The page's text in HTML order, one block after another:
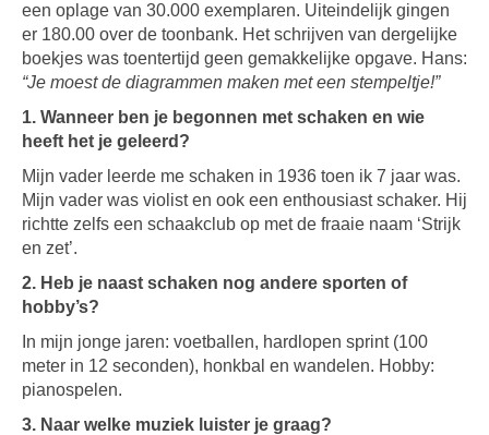
een oplage van 30.000 exemplaren. Uiteindelijk gingen
er 180.00 over de toonbank. Het schrijven van dergelijke
boekjes was toentertijd geen gemakkelijke opgave. Hans:
“Je moest de diagrammen maken met een stempeltje!”
1. Wanneer ben je begonnen met schaken en wie
heeft het je geleerd?
Mijn vader leerde me schaken in 1936 toen ik 7 jaar was.
Mijn vader was violist en ook een enthousiast schaker. Hij
richtte zelfs een schaakclub op met de fraaie naam ‘Strijk
en zet’.
2. Heb je naast schaken nog andere sporten of
hobby’s?
In mijn jonge jaren: voetballen, hardlopen sprint (100
meter in 12 seconden), honkbal en wandelen. Hobby:
pianospelen.
3. Naar welke muziek luister je graag?